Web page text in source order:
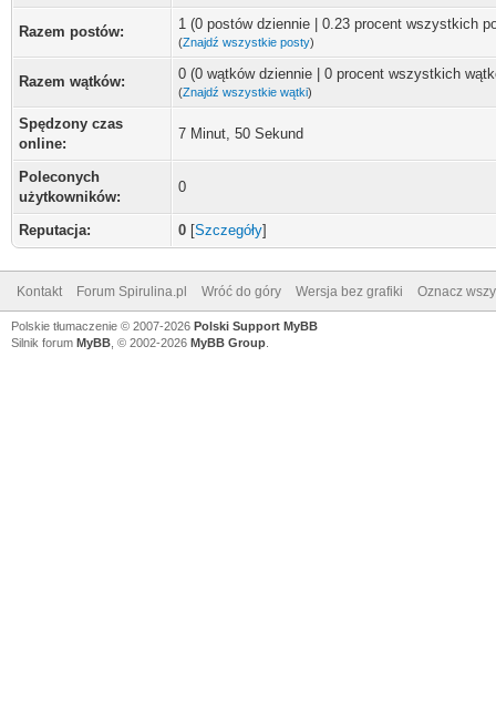
Razem postów: 1 (0 postów dziennie | 0.23 procent wszystkich
(Znajdź wszystkie posty)
Razem wątków: 0 (0 wątków dziennie | 0 procent wszystkich
(Znajdź wszystkie wątki)
Spędzony czas
online:
7 Minut, 50 Sekund
Poleconych
użytkowników:
0
Reputacja: 0 [Szczegóły]
Kontakt Forum Spirulina.pl Wróć do góry Wersja bez grafiki Oznacz
Polskie tłumaczenie © 2007-2026 Polski Support MyBB
Silnik forum MyBB , © 2002-2026 MyBB Group